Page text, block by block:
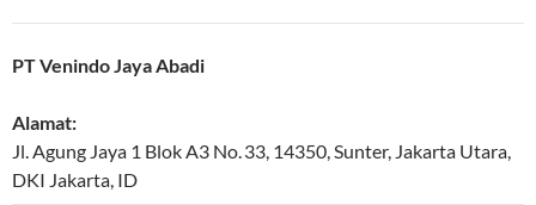
PT Venindo Jaya Abadi
Alamat:
Jl. Agung Jaya 1 Blok A3 No. 33, 14350,Sunter, Jakarta Utara,
DKI Jakarta, ID